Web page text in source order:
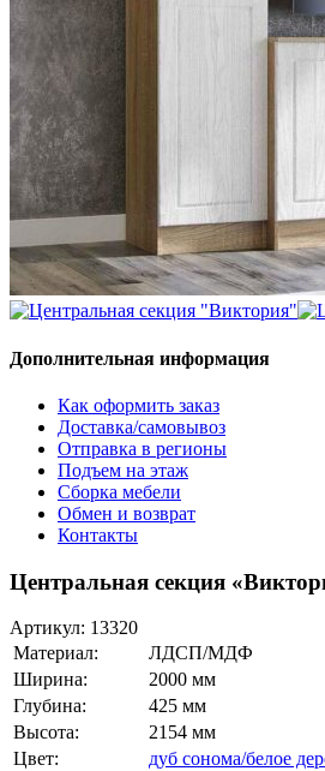
Дополнительная информация
Как оформить заказ
Доставка/самовывоз
Отправка в регионы
Подъем на этаж
Сборка мебели
Обмен и возврат
Контакты
Центральная секция
Артикул: 13320
Материал:
ЛДСП/МДФ
Ширина:
2000 мм
Глубина:
425 мм
Высота:
2154 мм
Цвет:
дуб сонома/белое